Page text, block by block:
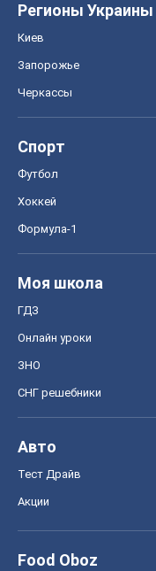
Регионы Украины
Киев
Запорожье
Черкассы
Спорт
Футбол
Хоккей
Формула-1
Моя школа
ГДЗ
Онлайн уроки
ЗНО
СНГ решебники
Авто
Тест Драйв
Акции
Food Oboz